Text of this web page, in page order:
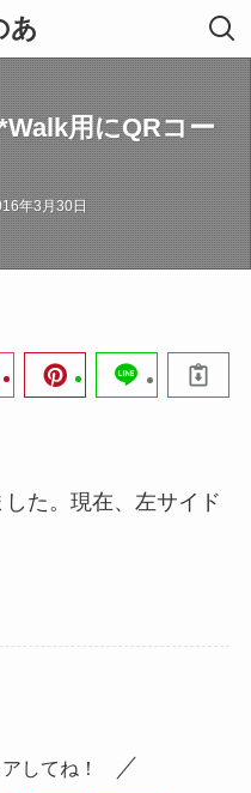
あ
用にQRコー
年3月30日
た。現在、左サイド
してね！